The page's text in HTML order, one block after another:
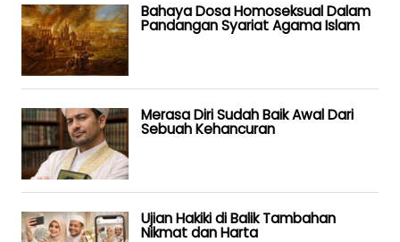
Bahaya Dosa Homoseksual Dalam
Pandangan Syariat Agama Islam
Merasa Diri Sudah Baik Awal Dari
Sebuah Kehancuran
Ujian Hakiki di Balik Tambahan
Nikmat dan Harta